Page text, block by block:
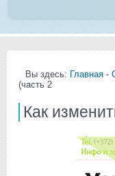
Вы здесь: Главная -
(часть 2
Как